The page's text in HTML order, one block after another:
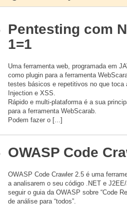
Pentesting com
1=1
Uma ferramenta web, programada em
como plugin para a ferramenta
testes básicos e repetitivos no que toca
Injection e XSS.
Rápido e multi-plataforma é a sua
para a ferramenta WebScarab.
Podem fazer o [...]
OWASP Code
OWASP Code Crawler 2.5 é uma
a analisarem o seu código .NET e
seguir o guia da OWASP sobre “Code
de análise para “todos”.